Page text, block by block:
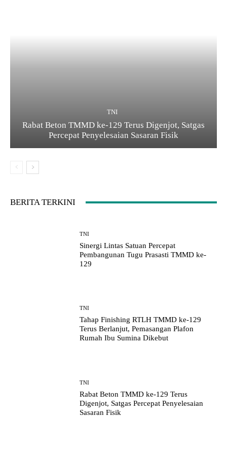
TNI
Rabat Beton TMMD ke-129 Terus Digenjot, Satgas
Percepat Penyelesaian Sasaran Fisik
BERITA TERKINI
TNI
Sinergi Lintas Satuan Percepat
Pembangunan Tugu Prasasti TMMD ke-
129
TNI
Tahap Finishing RTLH TMMD ke-129
Terus Berlanjut, Pemasangan Plafon
Rumah Ibu Sumina Dikebut
TNI
Rabat Beton TMMD ke-129 Terus
Digenjot, Satgas Percepat Penyelesaian
Sasaran Fisik